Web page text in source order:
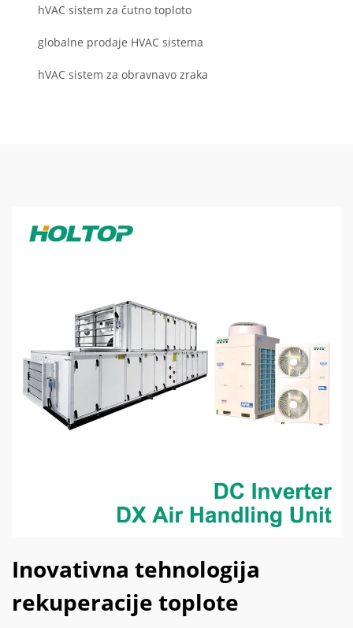
hVAC sistem za čutno toploto
globalne prodaje HVAC sistema
hVAC sistem za obravnavo zraka
Inovativna tehnologija
rekuperacije toplote